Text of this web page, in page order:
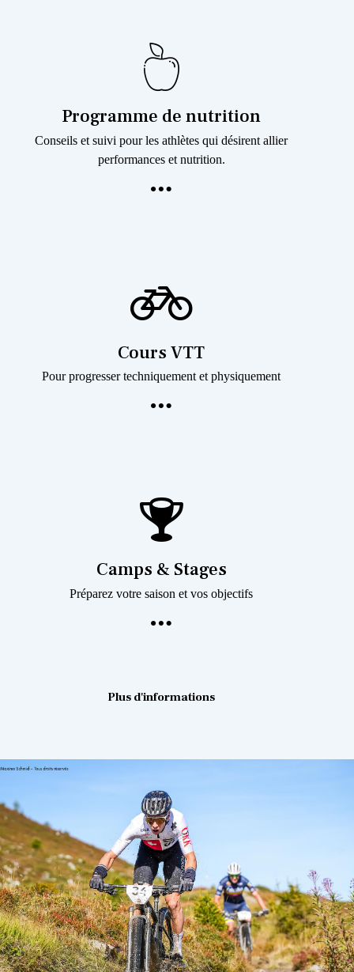
Programme de nutrition
Conseils et suivi pour les athlètes qui désirent allier
performances et nutrition.
Cours VTT
Pour progresser techniquement et physiquement
Camps & Stages
Préparez votre saison et vos objectifs
Plus d'informations